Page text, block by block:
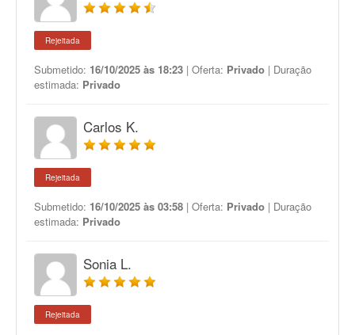
Rejeitada
Submetido: 16/10/2025 às 18:23 | Oferta: Privado | Duração
estimada: Privado
Carlos K.
Rejeitada
Submetido: 16/10/2025 às 03:58 | Oferta: Privado | Duração
estimada: Privado
Sonia L.
Rejeitada